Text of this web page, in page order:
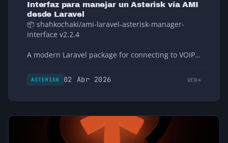
Interfaz para manejar un Asterisk vía AMI
desde Laravel
📦 shahkochaki/ami-laravel-asterisk-manager-
interface v2.2.4
A modern Laravel package for connecting to VOIP
advanced system management. Supports PHP 8+
asterisk-manager-interface
ASTERISK 02 Abr 2026 VER